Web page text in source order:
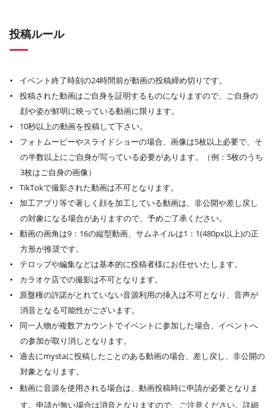
投稿ルール
イベント終了時刻の24時間前が動画の投稿締め切りです。
投稿された動画はご自身を証明するものになりますので、ご自身の
顔や姿が鮮明に映っている動画に限ります。
10秒以上の動画を投稿して下さい。
フォトムービーやスライドショーの場合、画像は5枚以上必要で、そ
の半数以上にご自身が写っている必要があります。（例：5枚のうち
3枚はご自身の画像）
TikTokで撮影された動画は不可となります。
加工アプリ等で著しく顔を加工している動画は、非公開や差し戻し
の対象になる場合がありますので、予めご了承ください。
動画の画角は9：16の縦型動画、サムネイルは1：1(480px以上)の正
方形が推奨です。
テロップや編集などは基本的に投稿者様にお任せいたします。
カラオケ店での撮影は不可となります。
原盤権の許諾がとれていない音源利用の挿入は不可となり、音声が
消音となる可能性がございます。
同一人物が複数アカウントでイベントに参加した場合、イベントへ
の参加が取り消しとなります。
過去にmystaに投稿したことのある動画の場合、差し戻し、非公開の
対象となります。
動画に音源を使用される場合は、動画投稿時に申請が必要となりま
す。申請が無い場合は消音となりますので、ご注意ください。詳細